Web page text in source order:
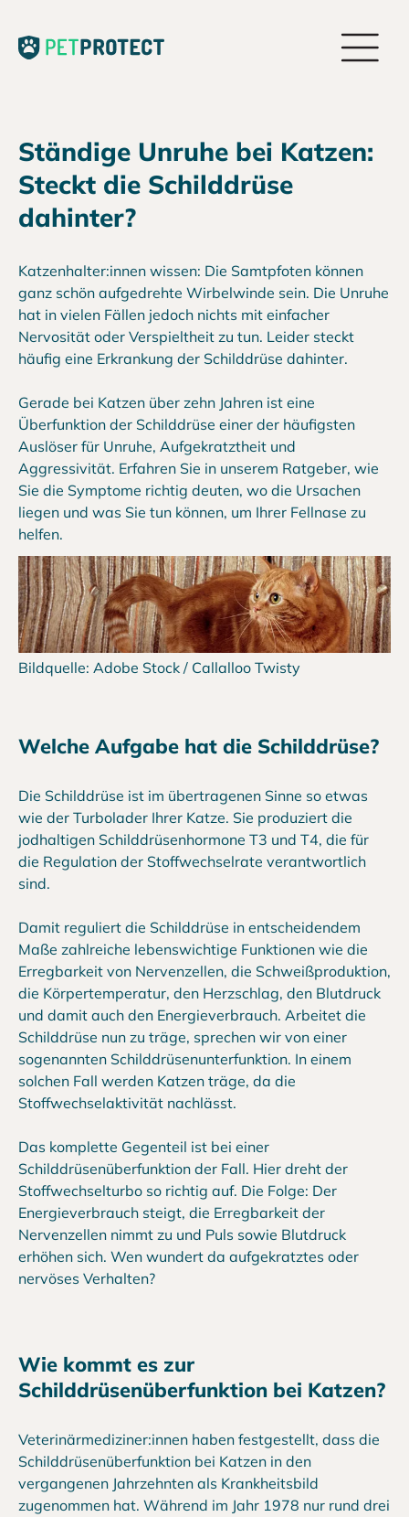
Ständige Unruhe bei Katzen:
Steckt die Schilddrüse
dahinter?
Katzenhalter:innen wissen: Die Samtpfoten können
ganz schön aufgedrehte Wirbelwinde sein. Die Unruhe
hat in vielen Fällen jedoch nichts mit einfacher
Nervosität oder Verspieltheit zu tun. Leider steckt
häufig eine Erkrankung der Schilddrüse dahinter.
Gerade bei Katzen über zehn Jahren ist eine
Überfunktion der Schilddrüse einer der häufigsten
Auslöser für Unruhe, Aufgekratztheit und
Aggressivität. Erfahren Sie in unserem Ratgeber, wie
Sie die Symptome richtig deuten, wo die Ursachen
liegen und was Sie tun können, um Ihrer Fellnase zu
helfen.
Bildquelle: Adobe Stock / Callalloo Twisty
Welche Aufgabe hat die Schilddrüse?
Die Schilddrüse ist im übertragenen Sinne so etwas
wie der Turbolader Ihrer Katze. Sie produziert die
jodhaltigen Schilddrüsenhormone T3 und T4, die für
die Regulation der Stoffwechselrate verantwortlich
sind.
Damit reguliert die Schilddrüse in entscheidendem
Maße zahlreiche lebenswichtige Funktionen wie die
Erregbarkeit von Nervenzellen, die Schweißproduktion,
die Körpertemperatur, den Herzschlag, den Blutdruck
und damit auch den Energieverbrauch. Arbeitet die
Schilddrüse nun zu träge, sprechen wir von einer
sogenannten Schilddrüsenunterfunktion. In einem
solchen Fall werden Katzen träge, da die
Stoffwechselaktivität nachlässt.
Das komplette Gegenteil ist bei einer
Schilddrüsenüberfunktion der Fall. Hier dreht der
Stoffwechselturbo so richtig auf. Die Folge: Der
Energieverbrauch steigt, die Erregbarkeit der
Nervenzellen nimmt zu und Puls sowie Blutdruck
erhöhen sich. Wen wundert da aufgekratztes oder
nervöses Verhalten?
Wie kommt es zur
Schilddrüsenüberfunktion bei Katzen?
Veterinärmediziner:innen haben festgestellt, dass die
Schilddrüsenüberfunktion bei Katzen in den
vergangenen Jahrzehnten als Krankheitsbild
zugenommen hat. Während im Jahr 1978 nur rund drei